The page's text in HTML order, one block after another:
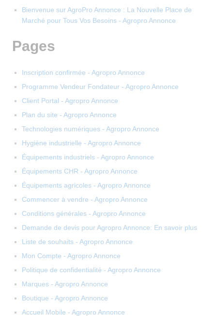
Bienvenue sur AgroPro Annonce : La Nouvelle Place de
Marché pour Tous Vos Besoins - Agropro Annonce
Pages
Inscription confirmée - Agropro Annonce
Programme Vendeur Fondateur - Agropro Annonce
Client Portal - Agropro Annonce
Plan du site - Agropro Annonce
Technologies numériques - Agropro Annonce
Hygiène industrielle - Agropro Annonce
Équipements industriels - Agropro Annonce
Équipements CHR - Agropro Annonce
Équipements agricoles - Agropro Annonce
Commencer à vendre - Agropro Annonce
Conditions générales - Agropro Annonce
Demande de devis pour Agropro Annonce: En savoir plus
Liste de souhaits - Agropro Annonce
Mon Compte - Agropro Annonce
Politique de confidentialité - Agropro Annonce
Marques - Agropro Annonce
Boutique - Agropro Annonce
Accueil Mobile - Agropro Annonce